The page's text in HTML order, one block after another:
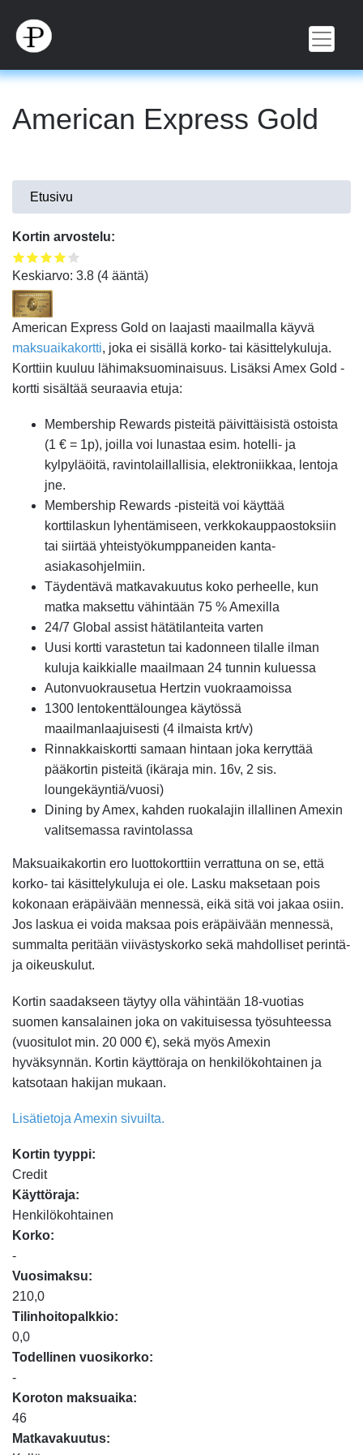
pääsisältöön
American Express Gold
Olet
täällä
Etusivu
Kortin arvostelu:
Keskiarvo: 3.8 (4 ääntä)
American Express Gold on laajasti maailmalla käyvä
maksuaikakortti, joka ei sisällä korko- tai käsittelykuluja.
Korttiin kuuluu lähimaksuominaisuus. Lisäksi Amex Gold -
kortti sisältää seuraavia etuja:
Membership Rewards pisteitä päivittäisistä ostoista
(1 € = 1p), joilla voi lunastaa esim. hotelli- ja
kylpyläöitä, ravintolaillallisia, elektroniikkaa, lentoja
jne.
Membership Rewards -pisteitä voi käyttää
korttilaskun lyhentämiseen, verkkokauppaostoksiin
tai siirtää yhteistyökumppaneiden kanta-
asiakasohjelmiin.
Täydentävä matkavakuutus koko perheelle, kun
matka maksettu vähintään 75 % Amexilla
24/7 Global assist hätätilanteita varten
Uusi kortti varastetun tai kadonneen tilalle ilman
kuluja kaikkialle maailmaan 24 tunnin kuluessa
Autonvuokrausetua Hertzin vuokraamoissa
1300 lentokenttäloungea käytössä
maailmanlaajuisesti (4 ilmaista krt/v)
Rinnakkaiskortti samaan hintaan joka kerryttää
pääkortin pisteitä (ikäraja min. 16v, 2 sis.
loungekäyntiä/vuosi)
Dining by Amex, kahden ruokalajin illallinen Amexin
valitsemassa ravintolassa
Maksuaikakortin ero luottokorttiin verrattuna on se, että
korko- tai käsittelykuluja ei ole. Lasku maksetaan pois
kokonaan eräpäivään mennessä, eikä sitä voi jakaa osiin.
Jos laskua ei voida maksaa pois eräpäivään mennessä,
summalta peritään viivästyskorko sekä mahdolliset perintä-
ja oikeuskulut.
Kortin saadakseen täytyy olla vähintään 18-vuotias
suomen kansalainen joka on vakituisessa työsuhteessa
(vuositulot min. 20 000 €), sekä myös Amexin
hyväksynnän. Kortin käyttöraja on henkilökohtainen ja
katsotaan hakijan mukaan.
Lisätietoja Amexin sivuilta.
Kortin tyyppi:
Credit
Käyttöraja:
Henkilökohtainen
Korko:
-
Vuosimaksu:
210,0
Tilinhoitopalkkio:
0,0
Todellinen vuosikorko:
-
Koroton maksuaika:
46
Matkavakuutus: